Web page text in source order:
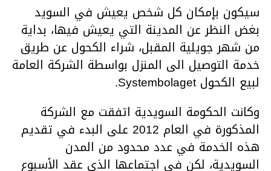
سيكون بإمكان كل شخص يعيش في السويد
بغض النظر عن المدينة التي يعيش فيها، بداية
من شهر جويلية المقبل، شراء الكحول عن طريق
خدمة التوصيل الى المنزل بواسطة الشركة العامة
لبيع الكحول Systembolaget.
وكانت الحكومة السويدية اتفقت مع الشركة
المذكورة في العام 2012 على البدء في تقديم
هذه الخدمة في عدد محدود من المدن
السويدية، لكن في اجتماعها الذي عقد الأسبوع